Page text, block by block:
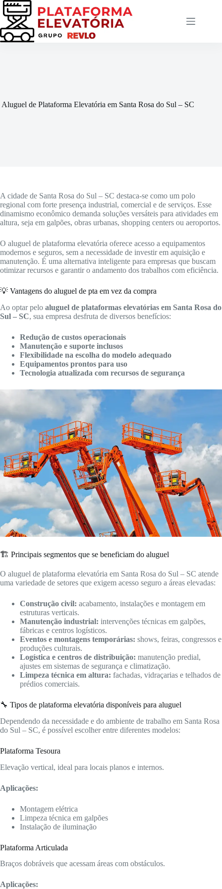
Pular
para
conteúdo
Aluguel de Plataforma Elevatória em Santa Rosa do Sul – SC
A cidade de Santa Rosa do Sul – SC destaca-se como um polo
regional com forte presença industrial, comercial e de serviços. Esse
dinamismo econômico demanda soluções versáteis para atividades em
altura, seja em galpões, obras urbanas, shopping centers ou aeroportos.
O aluguel de plataforma elevatória oferece acesso a equipamentos
modernos e seguros, sem a necessidade de investir em aquisição e
manutenção. É uma alternativa inteligente para empresas que buscam
otimizar recursos e garantir o andamento dos trabalhos com eficiência.
💡 Vantagens do aluguel de pta em vez da compra
Ao optar pelo aluguel de plataformas elevatórias em Santa Rosa do
Sul – SC, sua empresa desfruta de diversos benefícios:
Redução de custos operacionais
Manutenção e suporte inclusos
Flexibilidade na escolha do modelo adequado
Equipamentos prontos para uso
Tecnologia atualizada com recursos de segurança
🏗️ Principais segmentos que se beneficiam do aluguel
O aluguel de plataforma elevatória em Santa Rosa do Sul – SC atende
uma variedade de setores que exigem acesso seguro a áreas elevadas:
Construção civil: acabamento, instalações e montagem em
estruturas verticais.
Manutenção industrial: intervenções técnicas em galpões,
fábricas e centros logísticos.
Eventos e montagens temporárias: shows, feiras, congressos e
produções culturais.
Logística e centros de distribuição: manutenção predial,
ajustes em sistemas de segurança e climatização.
Limpeza técnica em altura: fachadas, vidraçarias e telhados de
prédios comerciais.
🔧 Tipos de plataforma elevatória disponíveis para aluguel
Dependendo da necessidade e do ambiente de trabalho em Santa Rosa
do Sul – SC, é possível escolher entre diferentes modelos:
Plataforma Tesoura
Elevação vertical, ideal para locais planos e internos.
Aplicações:
Montagem elétrica
Limpeza técnica em galpões
Instalação de iluminação
Plataforma Articulada
Braços dobráveis que acessam áreas com obstáculos.
Aplicações: